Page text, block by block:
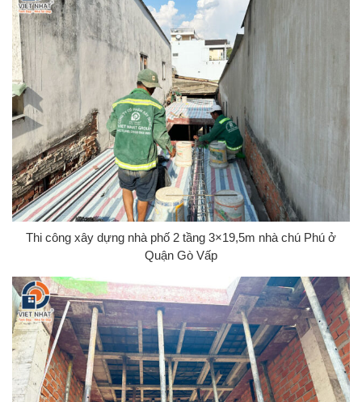
Thi công xây dựng nhà phố 2 tầng 3×19,5m nhà chú Phú ở
Quận Gò Vấp